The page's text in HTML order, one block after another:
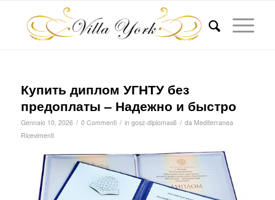
Купить диплом УГНТУ без
предоплаты – Надежно и быстро
Gennaio 10, 2026 / 0 Commenti / in gosz-diplomas6 / da Mediterranea
Ricevimenti